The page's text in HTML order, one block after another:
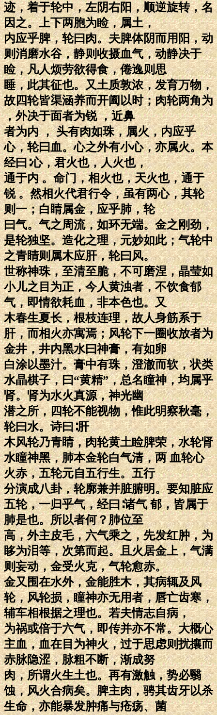
迹，着于轮中，左阴右阳，顺逆旋转，名
因之。上下两胞为睑，属土，
内应乎脾，轮曰肉。夫脾体阴而用阳，动
则消磨水谷，静则收摄血气，动静决于
睑，凡人烦劳欲得食，倦逸则思
睡，此其征也。又土质敦浓，发育万物，
故四轮皆渠涵养而开阖以时；肉轮两角为
，外决于面者为锐 ，近鼻
者为内 ， 头有肉如珠，属火，内应乎
心，轮曰血。心之外有小心，亦属火。本
经曰∶心，君火也，人火也，
通于内 。命门，相火也，天火也，通于
锐 。然相火代君行令，虽有两心，其轮
则一；白睛属金，应乎肺，轮
曰气。气之周流，如环无端。金之刚劲，
是轮独坚。造化之理，元妙如此；气轮中
之青睛则属木应肝，轮曰风。
世称神珠，至清至脆，不可磨涅，晶莹如
小儿之目为正，今人黄浊者，不饮食郁
气，即情欲耗血，非本色也。又
木春生夏长，根枝连理，故人身筋系于
肝，而相火亦寓焉；风轮下一圈收放者为
金井，井内黑水曰神膏，有如卵
白涂以墨汁。膏中有珠，澄澈而软，状类
水晶棋子，曰“黄精”，总名瞳神，均属乎
肾。肾为水火真源，神光幽
潜之所，四轮不能视物，惟此明察秋毫，
轮曰水。诗曰∶肝
木风轮乃青睛，肉轮黄土睑脾荣，水轮肾
水瞳神黑，肺本金轮白气清，两 血轮心
火赤，五轮元自五行生。五行
分演成八卦，轮廓兼并脏腑明。要知脏应
五轮，一归乎气，经曰∶诸气 郁，皆属于
肺是也。所以者何？肺位至
高，外主皮毛，六气乘之，先发红肿，为
眵为泪等，次第而起。且火居金上，气满
则妄动，金受火克，气轮愈赤。
金又围在水外，金能胜木，其病辄及风
轮，风轮损，瞳神亦无用者，唇亡齿寒，
辅车相根据之理也。若夫情志自病，
为祸或倍于六气，即传并亦不常。大概心
主血，血在目为神火，过于思虑则扰攘而
赤脉隐涩，脉粗不断，渐成努
肉，所谓火生土也。再有激触，势必翳
蚀，风火合病矣。脾主肉，骋其齿牙以杀
生命，亦能暴发肿痛与疮疡、菌